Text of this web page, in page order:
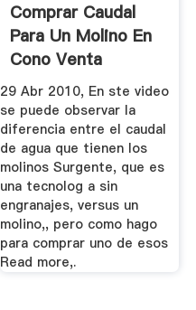
Comprar Caudal
Para Un Molino En
Cono Venta
29 Abr 2010, En ste video
se puede observar la
diferencia entre el caudal
de agua que tienen los
molinos Surgente, que es
una tecnolog a sin
engranajes, versus un
molino,, pero como hago
para comprar uno de esos
Read more,.